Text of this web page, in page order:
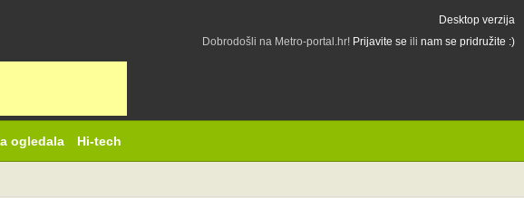
Desktop verzija
Dobrodošli na Metro-portal.hr! Prijavite se ili nam se pridružite :)
ogledala Hi-tech